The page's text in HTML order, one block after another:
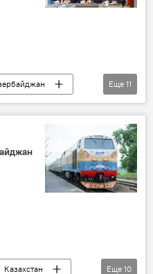
Узбекнефтегаз
Афганистан
Еще 11
Казахстан
Еще 10